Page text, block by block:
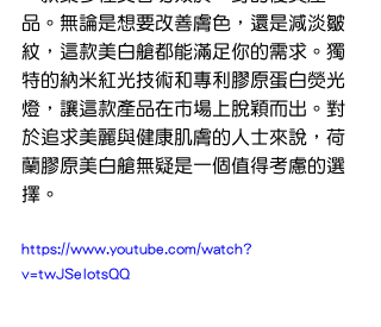
品。無論是想要改善膚色，還是減淡皺
紋，這款美白艙都能滿足你的需求。獨
特的納米紅光技術和專利膠原蛋白熒光
燈，讓這款產品在市場上脫穎而出。對
於追求美麗與健康肌膚的人士來說，荷
蘭膠原美白艙無疑是一個值得考慮的選
擇。
https://www.youtube.com/watch?
v=twJSeIotsQQ